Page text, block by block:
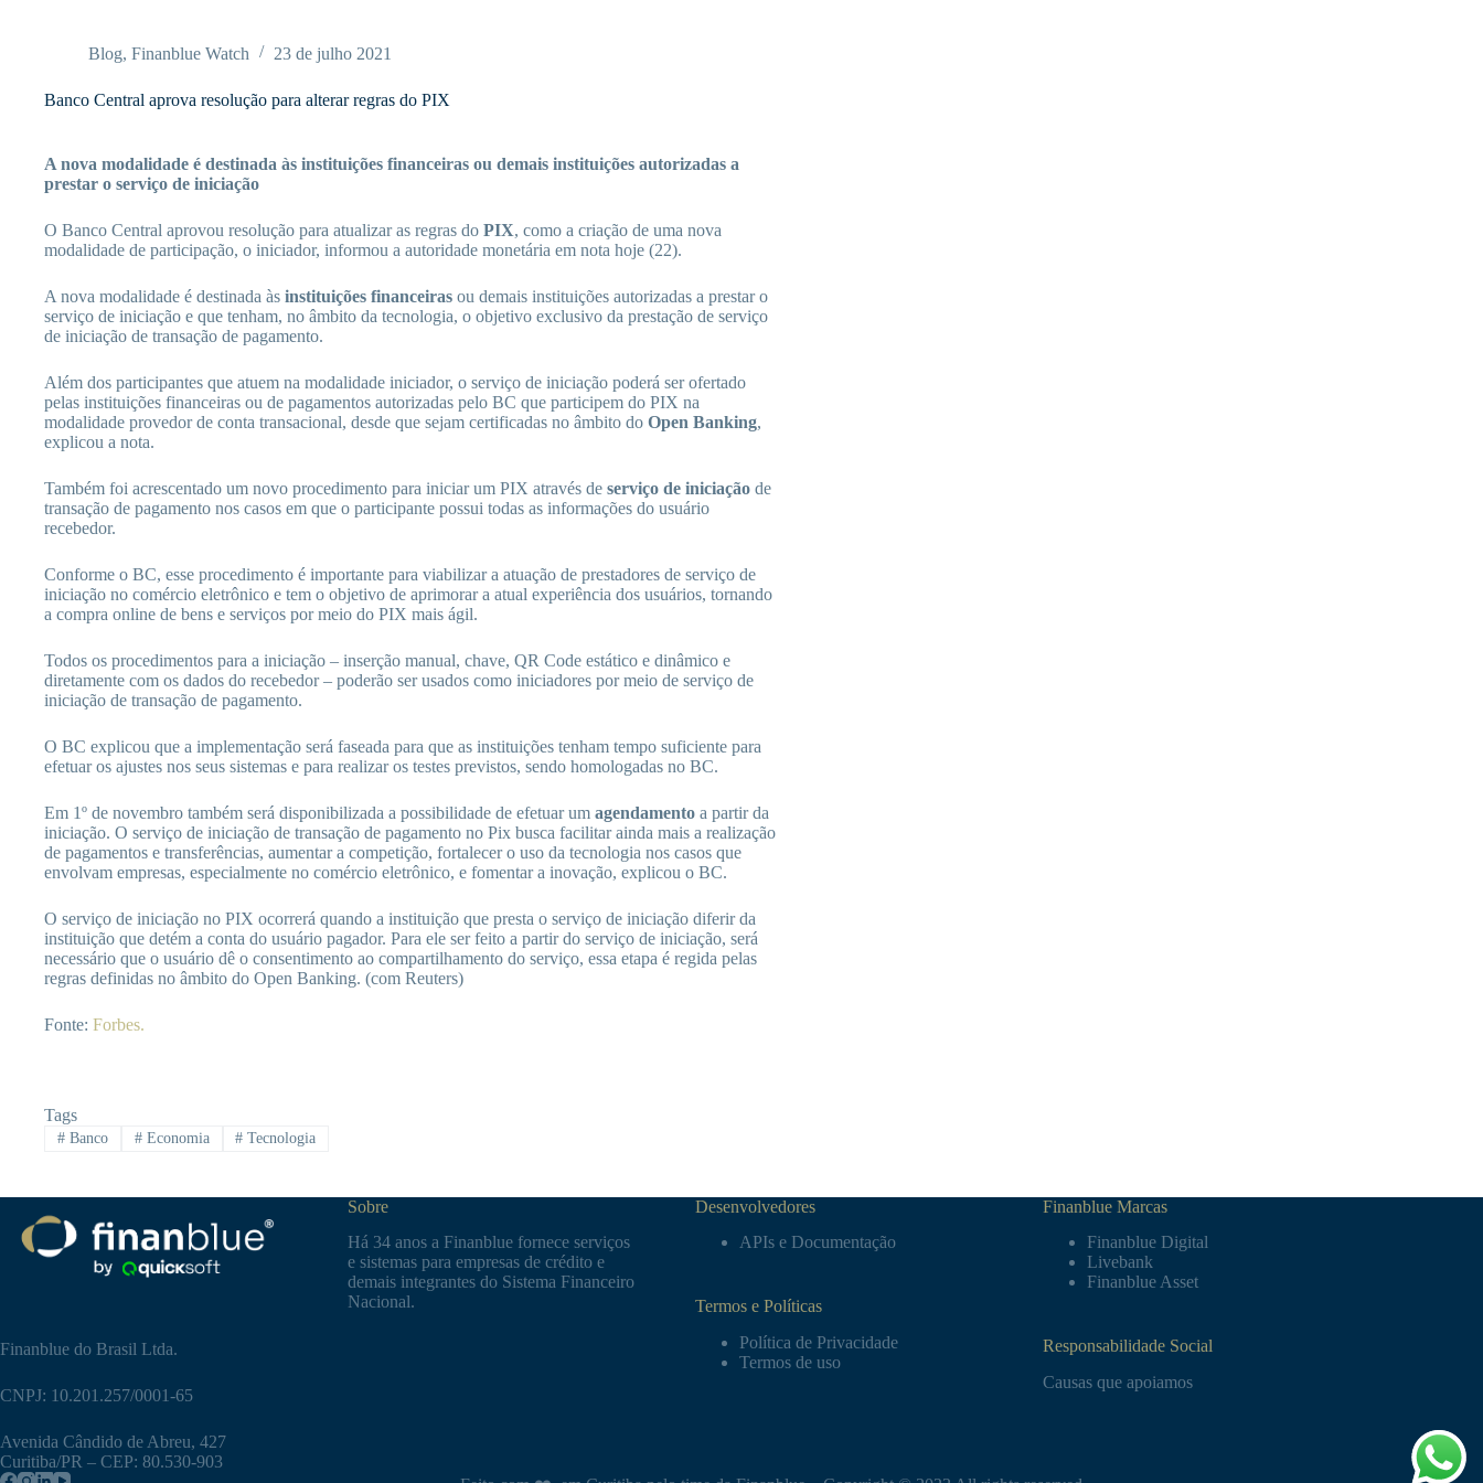
Blog, Finanblue Watch 23 de julho 2021
Banco Central aprova resolução para alterar regras do PIX
A nova modalidade é destinada às instituições financeiras ou demais instituições autorizadas a
prestar o serviço de iniciação
O Banco Central aprovou resolução para atualizar as regras do PIX, como a criação de uma nova
modalidade de participação, o iniciador, informou a autoridade monetária em nota hoje (22).
A nova modalidade é destinada às instituições financeiras ou demais instituições autorizadas a prestar o
serviço de iniciação e que tenham, no âmbito da tecnologia, o objetivo exclusivo da prestação de serviço
de iniciação de transação de pagamento.
Além dos participantes que atuem na modalidade iniciador, o serviço de iniciação poderá ser ofertado
pelas instituições financeiras ou de pagamentos autorizadas pelo BC que participem do PIX na
modalidade provedor de conta transacional, desde que sejam certificadas no âmbito do Open Banking,
explicou a nota.
Também foi acrescentado um novo procedimento para iniciar um PIX através de serviço de iniciação de
transação de pagamento nos casos em que o participante possui todas as informações do usuário
recebedor.
Conforme o BC, esse procedimento é importante para viabilizar a atuação de prestadores de serviço de
iniciação no comércio eletrônico e tem o objetivo de aprimorar a atual experiência dos usuários, tornando
a compra online de bens e serviços por meio do PIX mais ágil.
Todos os procedimentos para a iniciação – inserção manual, chave, QR Code estático e dinâmico e
diretamente com os dados do recebedor – poderão ser usados como iniciadores por meio de serviço de
iniciação de transação de pagamento.
O BC explicou que a implementação será faseada para que as instituições tenham tempo suficiente para
efetuar os ajustes nos seus sistemas e para realizar os testes previstos, sendo homologadas no BC.
Em 1º de novembro também será disponibilizada a possibilidade de efetuar um agendamento a partir da
iniciação. O serviço de iniciação de transação de pagamento no Pix busca facilitar ainda mais a realização
de pagamentos e transferências, aumentar a competição, fortalecer o uso da tecnologia nos casos que
envolvam empresas, especialmente no comércio eletrônico, e fomentar a inovação, explicou o BC.
O serviço de iniciação no PIX ocorrerá quando a instituição que presta o serviço de iniciação diferir da
instituição que detém a conta do usuário pagador. Para ele ser feito a partir do serviço de iniciação, será
necessário que o usuário dê o consentimento ao compartilhamento do serviço, essa etapa é regida pelas
regras definidas no âmbito do Open Banking. (com Reuters)
Fonte: Forbes.
Tags
#Banco #Economia # Tecnologia
Finanblue do Brasil Ltda.
CNPJ: 10.201.257/0001-65
Avenida Cândido de Abreu, 427
Curitiba/PR – CEP: 80.530-903
Sobre
Há 34 anos a Finanblue fornece serviços
e sistemas para empresas de crédito e
demais integrantes do Sistema Financeiro
Nacional.
Desenvolvedores
APIs e Documentação
Termos e Políticas
Política de Privacidade
Termos de uso
Finanblue Marcas
Finanblue Digital
Livebank
Finanblue Asset
Responsabilidade Social
Causas que apoiamos